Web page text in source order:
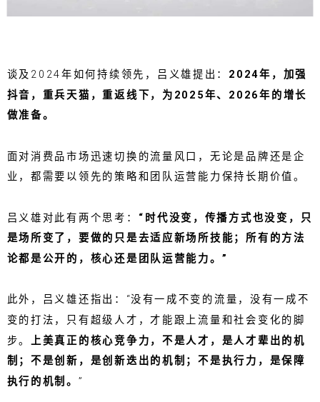
谈及2024年如何持续领先，吕义雄提出： 2024年，加强
抖音，重兵天猫，重返线下，为2025年、2026年的增长
做准备。
面对消费品市场迅速切换的流量风口，无论是品牌还是企
业，都需要以领先的策略和团队运营能力保持长期价值。
吕义雄对此有两个思考： “时代没变，传播方式也没变，只
是场所变了，要做的只是去适应新场所技能；所有的方法
论都是公开的，核心还是团队运营能力。”
此外，吕义雄还指出：“没有一成不变的流量，没有一成不
变的打法，只有超级人才，才能跟上流量和社会变化的脚
步。上美真正的核心竞争力，不是人才，是人才辈出的机
制；不是创新，是创新迭出的机制；不是执行力，是保障
执行的机制。 ”